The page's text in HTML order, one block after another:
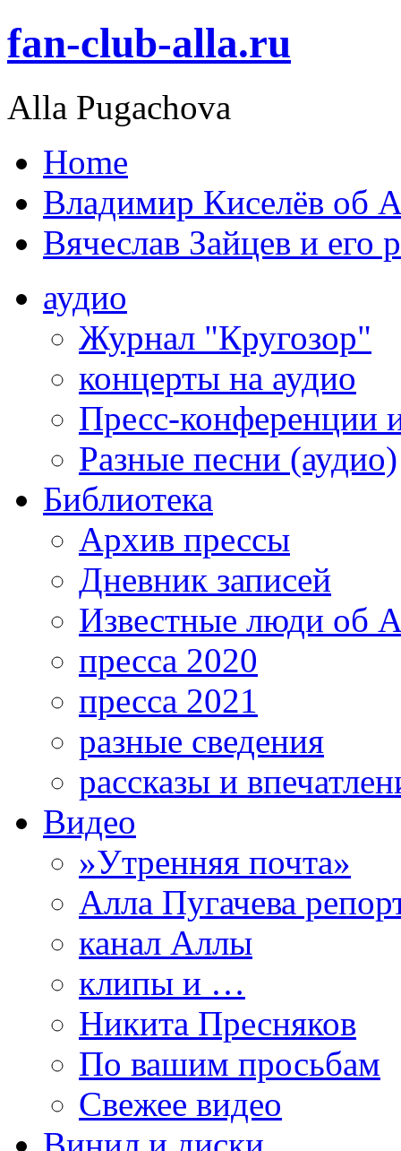
fan-club-alla.ru
Alla Pugachova
Home
Владимир Киселёв об
Вячеслав Зайцев и его
аудио
Журнал "Кругозор"
концерты на аудио
Пресс-конференции
Разные песни (аудио)
Библиотека
Архив прессы
Дневник записей
Известные люди об
пресса 2020
пресса 2021
разные сведения
рассказы и
Видео
»Утренняя почта»
Алла Пугачева
канал Аллы
клипы и …
Никита Пресняков
По вашим просьбам
Свежее видео